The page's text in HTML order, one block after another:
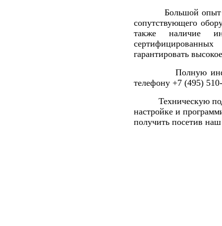
Большой опыт
сопутствующего
также наличие
гарантировать
Полную
телефону +7 (495)
Техническую
настройке и
получить посетив